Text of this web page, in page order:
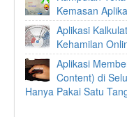
Kemasan
Aplikasi
Kehamilan
Aplikasi
Content) di
Hanya Pakai Satu